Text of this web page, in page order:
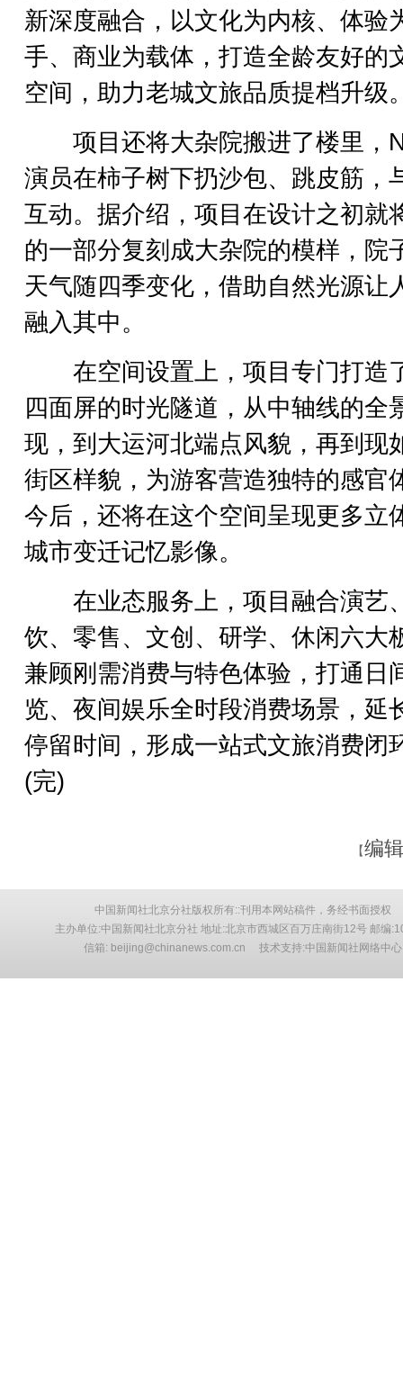
新深度融合，以文化为内核、体验
手、商业为载体，打造全龄友好的
空间，助力老城文旅品质提档升级
项目还将大杂院搬进了楼里，
演员在柿子树下扔沙包、跳皮筋，
互动。据介绍，项目在设计之初就
的一部分复刻成大杂院的模样，院
天气随四季变化，借助自然光源让
融入其中。
在空间设置上，项目专门打造
四面屏的时光隧道，从中轴线的全
现，到大运河北端点风貌，再到现
街区样貌，为游客营造独特的感官
今后，还将在这个空间呈现更多立
城市变迁记忆影像。
在业态服务上，项目融合演艺
饮、零售、文创、研学、休闲六大
兼顾刚需消费与特色体验，打通日
览、夜间娱乐全时段消费场景，延
停留时间，形成一站式文旅消费闭
(完)
【编
中国新闻社北京分社版权所有::刊用本网站稿件，务经书面授权
主办单位:中国新闻社北京分社 地址:北京市西城区百万庄南街12号 邮编
信箱: beijing@chinanews.com.cn 技术支持:中国新闻社网络中心